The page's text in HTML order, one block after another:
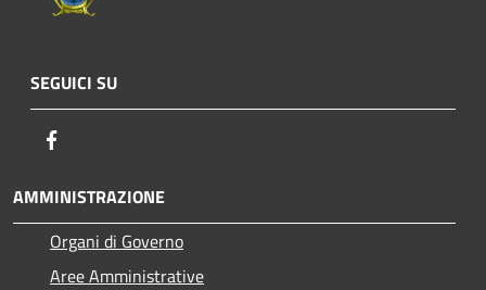
SEGUICI SU
AMMINISTRAZIONE
Organi di Governo
Aree Amministrative